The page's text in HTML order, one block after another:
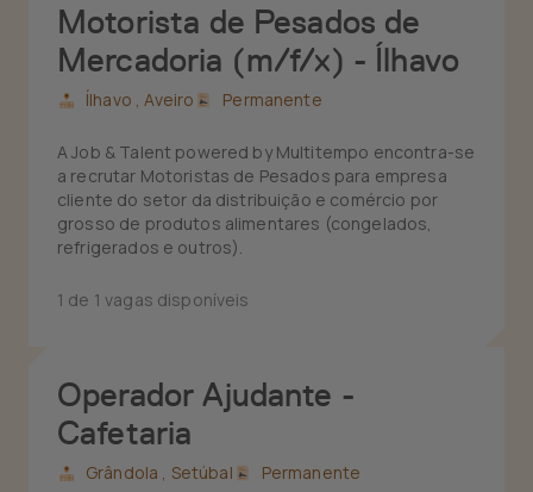
Motorista de Pesados de
Mercadoria (m/f/x) - Ílhavo
Ílhavo ,Aveiro Permanente
A Job & Talent powered by Multitempo encontra-se
a recrutar Motoristas de Pesados para empresa
cliente do setor da distribuição e comércio por
grosso de produtos alimentares (congelados,
refrigerados e outros).
1 de 1 vagas disponíveis
Operador Ajudante -
Cafetaria
Grândola , Setúbal Permanente